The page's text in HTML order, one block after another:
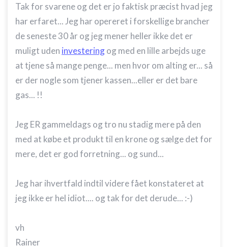
Tak for svarene og det er jo faktisk præcist hvad jeg
har erfaret... Jeg har opereret i forskellige brancher
de seneste 30 år og jeg mener heller ikke det er
muligt uden investeringog med en lille arbejds uge
at tjene så mange penge... men hvor om alting er... så
er der nogle som tjener kassen...eller er det bare
gas... !!
Jeg ER gammeldags og tro nu stadig mere på den
med at købe et produkt til en krone og sælge det for
mere, det er god forretning... og sund...
Jeg har ihvertfald indtil videre fået konstateret at
jeg ikke er hel idiot.... og tak for det derude... :-)
vh
Rainer